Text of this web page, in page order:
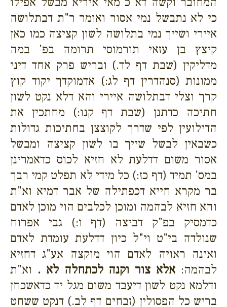
כי לא נתבשל נמי אסור ואומר ר"ת דבתלושה
איירי ושייך נמי בתלושה לשון קציצה כמו כאן
קיצץ בן עזאי תורמוסי תרומה בפ' במה
מדליקין (שבת דף לד.) ובריש פרק אחד דיני
ממונות (סנהדרין דף לג:) אדמוקדך יקוד קוץ
קרך וצלי דבתלושה איירי והא דלא נקט לשון
חתיכה כדתנן (שבת דף קנו:) מחתכין את
הדילועין לפי שדרך לקוצצן בחתיכות גדולות
כשבאין לבשל שייך בו לשון קציצה ומבשל
אסור משום דדלעת לא חזיא לכוס כדאמרינן
במס' תמיד (דף כז:) כל מידי לא תפלט קמי רבך
בר מקרא חייא דכפתילה של אבר דמיא וא"ת
והא חזיא לבהמה ומוכן לכלבים הוי מוכן לאדם
כדמסיק בפ"ק דביצה (דף ו:) גבי אפרוח
שנולדה בי"ט וי"ל כיון דדלעת עומדת לאדם
ואינה ראויה לאדם הוי מוקצה אע"ג דחזיא
לבהמה: אלא צור וקנה לכתחלה לא . וא"ת
ודלמא נקט לשון דיעבד משום מגל יד כדאשכחן
בריש כל הפסולין (זבחים דף לב.) דנקט ששחט